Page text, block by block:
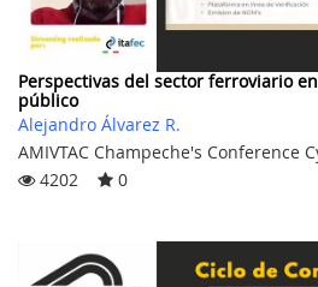
Perspectivas del sector ferroviario
público
Alejandro Álvarez R.
AMIVTAC Champeche's Conference
4202
0